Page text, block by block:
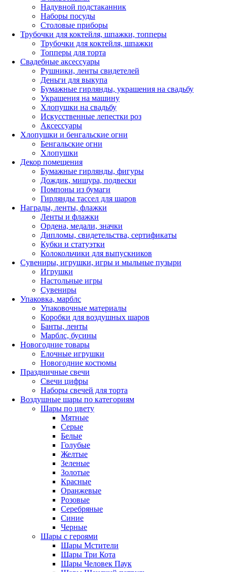
Надувной подстаканник
Наборы посуды
Столовые приборы
Трубочки для коктейля, шпажки, топперы
Трубочки для коктейля, шпажки
Топперы для торта
Свадебные аксессуары
Рушники, ленты свидетелей
Деньги для выкупа
Бумажные гирлянды, украшения на свадьбу
Украшения на машину
Хлопушки на свадьбу
Искусственные лепестки роз
Аксессуары
Хлопушки и бенгальские огни
Бенгальские огни
Хлопушки
Декор помещения
Бумажные гирлянды, фигуры
Дождик, мишура, подвески
Помпоны из бумаги
Гирлянды тассел для шаров
Награды, ленты, флажки
Ленты и флажки
Ордена, медали, значки
Дипломы, свидетельства, сертификаты
Кубки и статуэтки
Колокольчики для выпускников
Сувениры, игрушки, игры и мыльные пузыри
Игрушки
Настольные игры
Сувениры
Упаковка, марблс
Упаковочные материалы
Коробки для воздушных шаров
Банты, ленты
Марблс, бусины
Новогодние товары
Елочные игрушки
Новогодние костюмы
Праздничные свечи
Свечи цифры
Наборы свечей для торта
Воздушные шары по категориям
Шары по цвету
Мятные
Серые
Белые
Голубые
Желтые
Зеленые
Золотые
Красные
Оранжевые
Розовые
Серебряные
Синие
Черные
Шары с героями
Шары Мстители
Шары Три Кота
Шары Человек Паук